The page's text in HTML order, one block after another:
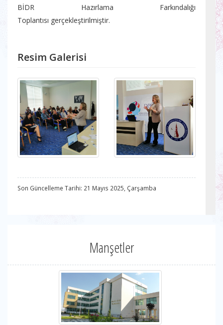
BİDR Hazırlama Farkındalığı
Toplantısı gerçekleştirilmiştir.
Resim Galerisi
Son Güncelleme Tarihi: 21 Mayıs 2025, Çarşamba
Manşetler